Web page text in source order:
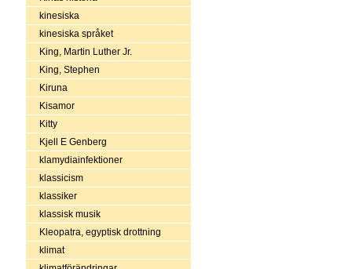
kinesiska
kinesiska språket
King, Martin Luther Jr.
King, Stephen
Kiruna
Kisamor
Kitty
Kjell E Genberg
klamydiainfektioner
klassicism
klassiker
klassisk musik
Kleopatra, egyptisk drottning
klimat